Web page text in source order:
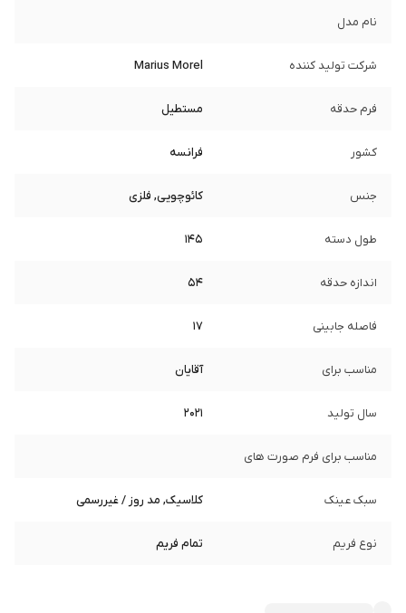
نام مدل
شرکت تولید کننده Marius Morel
فرم حدقه مستطیل
کشور فرانسه
جنس کائوچویی, فلزی
طول دسته 145
اندازه حدقه 54
فاصله جابینی 17
مناسب برای آقایان
سال تولید 2021
مناسب برای فرم صورت های
سبک عینک کلاسیک, مد روز / غیررسمی
نوع فریم تمام فریم